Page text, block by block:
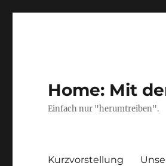
Home: Mit
Einfach nur "herumtreiben".
Kurzvorstellung